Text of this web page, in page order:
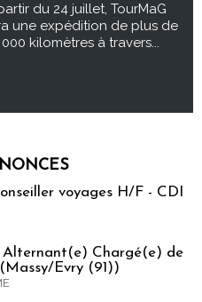
du 24 juillet, TourMaG
une expédition de plus de
000 kilomètres à travers...
voyages H/F - CDI
Alternant(e) Chargé(e) de
Evry (91))